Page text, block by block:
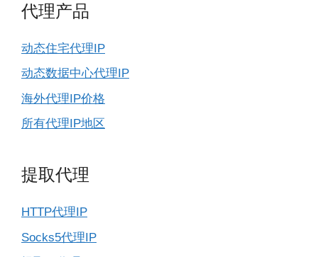
代理产品
动态住宅代理IP
动态数据中心代理IP
海外代理IP价格
所有代理IP地区
提取代理
HTTP代理IP
Socks5代理IP